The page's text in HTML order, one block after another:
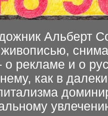
Альберт
о рекламе и о
как в